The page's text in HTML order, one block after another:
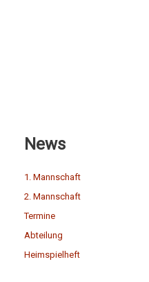
News
1. Mannschaft
2. Mannschaft
Termine
Abteilung
Heimspielheft